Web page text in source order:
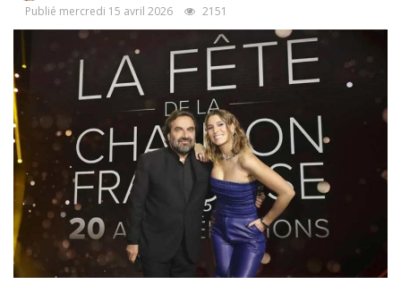
Publié mercredi 15 avril 2026 2151